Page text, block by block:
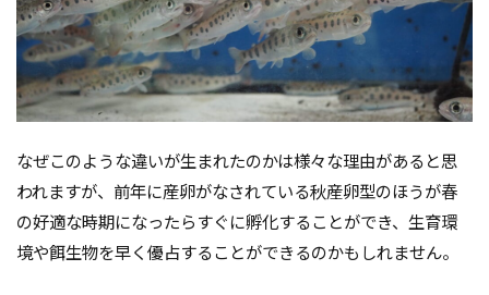
なぜこのような違いが生まれたのかは様々な理由があると思
われますが、前年に産卵がなされている秋産卵型のほうが春
の好適な時期になったらすぐに孵化することができ、生育環
境や餌生物を早く優占することができるのかもしれません。